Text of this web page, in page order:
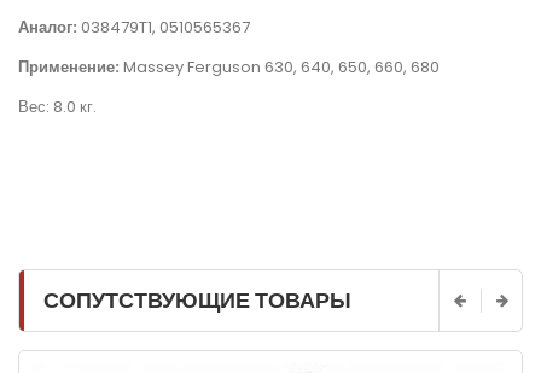
Аналог: 038479T1, 0510565367
Применение: Massey Ferguson 630, 640, 650, 660, 680
Вес: 8.0 кг.
СОПУТСТВУЮЩИЕ ТОВАРЫ